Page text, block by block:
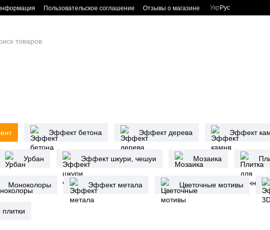
Пользовательское соглашение Отзывы о магазине Укр Рус
Эффект бетона Эффект дерева Эффект
Урбан Эффект шкури, чешуи Мозаика
Моноколоры Эффект метала Цветочные мотивы
плитки